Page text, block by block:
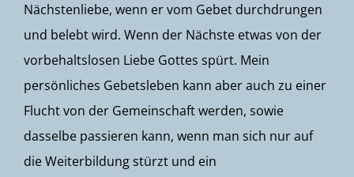
Nächstenliebe, wenn er vom Gebet durchdrungen
und belebt wird. Wenn der Nächste etwas von der
vorbehaltslosen Liebe Gottes spürt. Mein
persönliches Gebetsleben kann aber auch zu einer
Flucht von der Gemeinschaft werden, sowie
dasselbe passieren kann, wenn man sich nur auf
die Weiterbildung stürzt und ein